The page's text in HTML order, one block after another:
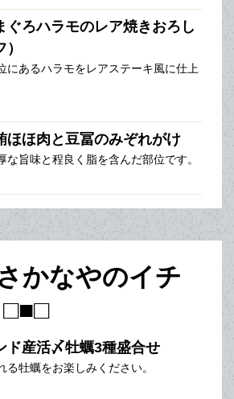
ぐろハラモのレア焼きおろし
にあるハラモをレアステーキ風に仕上
ほほ肉と豆冨のみぞれがけ
な旨味と程良く脂を含んだ部位です。
かなやのイチ
ド産活〆牡蠣3種盛合せ
る牡蠣をお楽しみください。